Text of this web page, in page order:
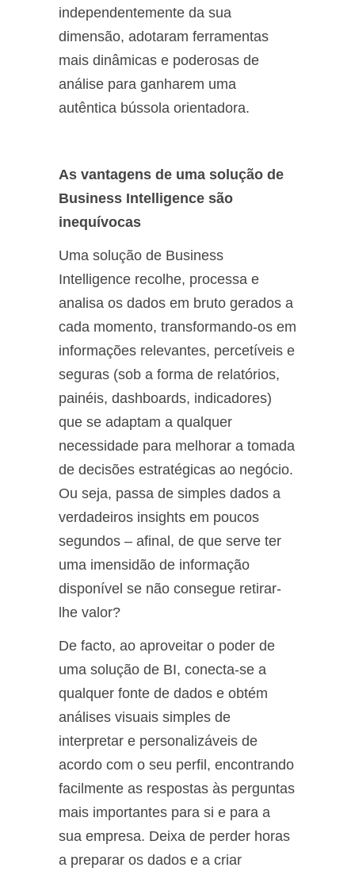
independentemente da sua
dimensão, adotaram ferramentas
mais dinâmicas e poderosas de
análise para ganharem uma
autêntica bússola orientadora.
As vantagens de uma solução de
Business Intelligence são
inequívocas
Uma solução de Business
Intelligence recolhe, processa e
analisa os dados em bruto gerados a
cada momento, transformando-os em
informações relevantes, percetíveis e
seguras (sob a forma de relatórios,
painéis, dashboards, indicadores)
que se adaptam a qualquer
necessidade para melhorar a tomada
de decisões estratégicas ao negócio.
Ou seja, passa de simples dados a
verdadeiros insights em poucos
segundos – afinal, de que serve ter
uma imensidão de informação
disponível se não consegue retirar-
lhe valor?
De facto, ao aproveitar o poder de
uma solução de BI, conecta-se a
qualquer fonte de dados e obtém
análises visuais simples de
interpretar e personalizáveis de
acordo com o seu perfil, encontrando
facilmente as respostas às perguntas
mais importantes para si e para a
sua empresa. Deixa de perder horas
a preparar os dados e a criar